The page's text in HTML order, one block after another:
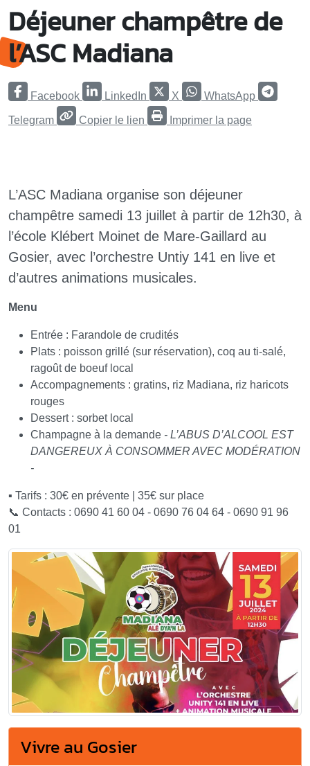
Déjeuner champêtre de
l’ASC Madiana
Facebook LinkedIn X WhatsApp
Telegram Copier le lien Imprimer la page
L’ASC Madiana organise son déjeuner
champêtre samedi 13 juillet à partir de 12h30, à
l’école Klébert Moinet de Mare-Gaillard au
Gosier, avec l’orchestre Untiy 141 en live et
d’autres animations musicales.
Menu
Entrée : Farandole de crudités
Plats : poisson grillé (sur réservation), coq au ti-salé,
ragoût de boeuf local
Accompagnements : gratins, riz Madiana, riz haricots
rouges
Dessert : sorbet local
Champagne à la demande - L’ABUS D’ALCOOL EST
DANGEREUX À CONSOMMER AVEC MODÉRATION
-
▪ Tarifs : 30€ en prévente | 35€ sur place
📞 Contacts : 0690 41 60 04 - 0690 76 04 64 - 0690 91 96
01
Vivre au Gosier